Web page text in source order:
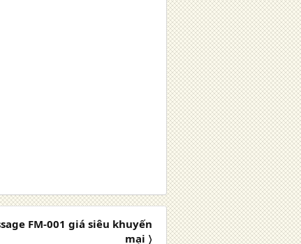
FM-001 giá siêu khuyến
mại 〉